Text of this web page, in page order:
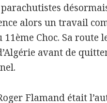
alors un travail
Choc. Sa route
avant de
Flamand était